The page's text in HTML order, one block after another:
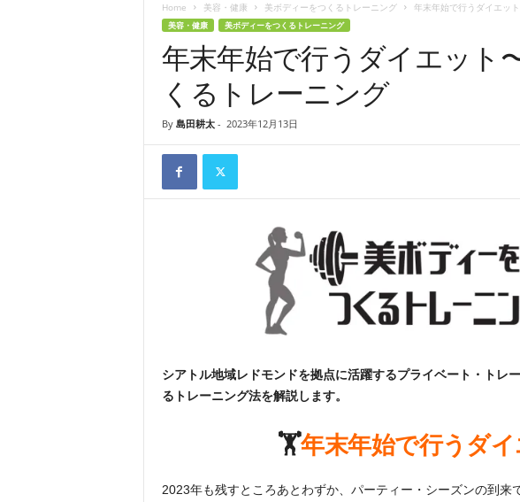
Home 美容・健康 美ボディーをつくるトレーニング 年末年始で行うダイエッ
美容・健康 美ボディーをつくるトレーニング
年末年始で行うダイエット
くるトレーニング
By 島田耕太- 2023年12月13日
シアトル地域レドモンドを拠点に活躍するプライベート・トレ
るトレーニング法を解説します。
🏋️年末年始で行うダイ
2023年も残すところあとわずか、パーティー・シーズンの到来